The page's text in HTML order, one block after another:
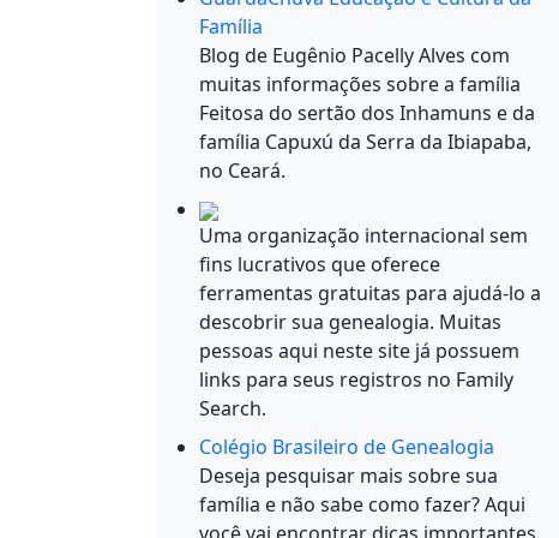
Família
Blog de Eugênio Pacelly Alves com
muitas informações sobre a família
Feitosa do sertão dos Inhamuns e da
família Capuxú da Serra da Ibiapaba,
no Ceará.
Uma organização internacional sem
fins lucrativos que oferece
ferramentas gratuitas para ajudá-lo a
descobrir sua genealogia. Muitas
pessoas aqui neste site já possuem
links para seus registros no Family
Search.
Colégio Brasileiro de Genealogia
Deseja pesquisar mais sobre sua
família e não sabe como fazer? Aqui